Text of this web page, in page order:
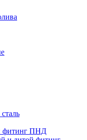
фитинг ПНД